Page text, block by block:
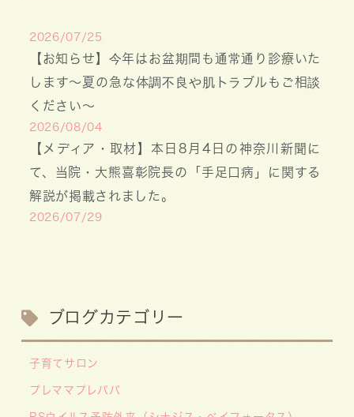
2026/07/25
【お知らせ】今年はお盆期間も通常通り診療いた
します〜夏の急な体調不良や肌トラブルもご相談
ください〜
2026/08/04
【メディア・取材】本日8月4日の神奈川新聞に
て、当院・大熊喜彰院長の「手足口病」に関する
解説が掲載されました。
2026/07/29
2026/07/13
【お知らせ】川崎市の「麻しん（はしか）対策事
2026/07/07
ブログカテゴリー
子育てサロン
プレママプレパパ